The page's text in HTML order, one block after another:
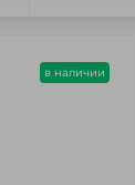
в наличии